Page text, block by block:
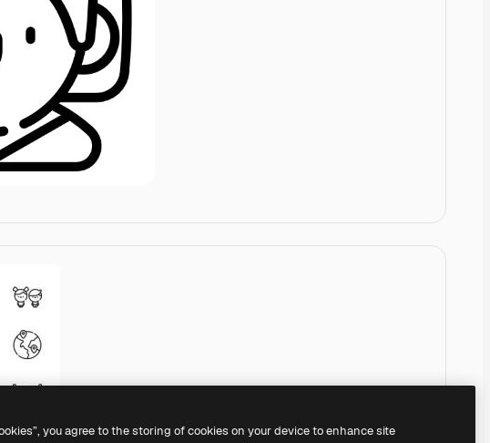
you agree to the storing of cookies on your device to enhance site